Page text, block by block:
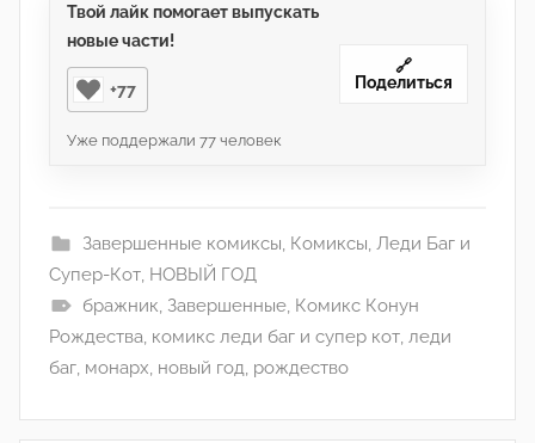
Твой лайк помогает выпускать
новые части!
+77
Уже поддержали 77 человек
🔗
Поделиться
Завершенные комиксы Комиксы Леди Баг и
Супер-Кот НОВЫЙ ГОД
бражник Завершенные, Комикс Конун
Рождества комикс леди баг и супер кот леди
баг монарх новый год рождество